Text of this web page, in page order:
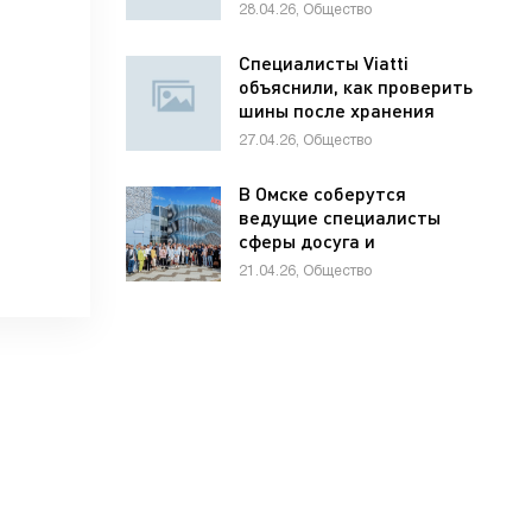
28.04.26, Общество
Специалисты Viatti
объяснили, как проверить
шины после хранения
27.04.26, Общество
В Омске соберутся
ведущие специалисты
сферы досуга и
развлечений России и
21.04.26, Общество